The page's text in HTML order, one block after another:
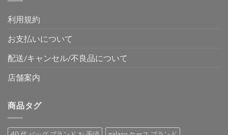
利用規約
お支払いについて
配送/キャンセル/不良品について
店舗案内
商品タグ